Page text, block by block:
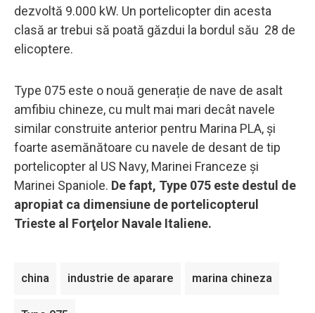
dezvoltă 9.000 kW. Un portelicopter din acesta
clasă ar trebui să poată găzdui la bordul său 28 de
elicoptere.
Type 075 este o nouă generație de nave de asalt
amfibiu chineze, cu mult mai mari decât navele
similar construite anterior pentru Marina PLA, și
foarte asemănătoare cu navele de desant de tip
portelicopter al US Navy, Marinei Franceze şi
Marinei Spaniole. De fapt, Type 075 este destul de
apropiat ca dimensiune de portelicopterul
Trieste al Forţelor Navale Italiene.
china industrie de aparare marina chineza